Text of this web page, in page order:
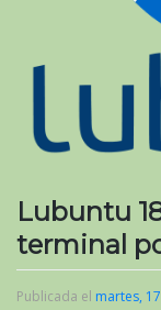
Lubuntu
terminal
Publicada el martes,